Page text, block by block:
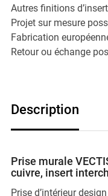
Autres finitions
Projet sur mesure
Fabrication
Retour ou échange
Description
Prise murale
cuivre, insert
Prise d’intérieur